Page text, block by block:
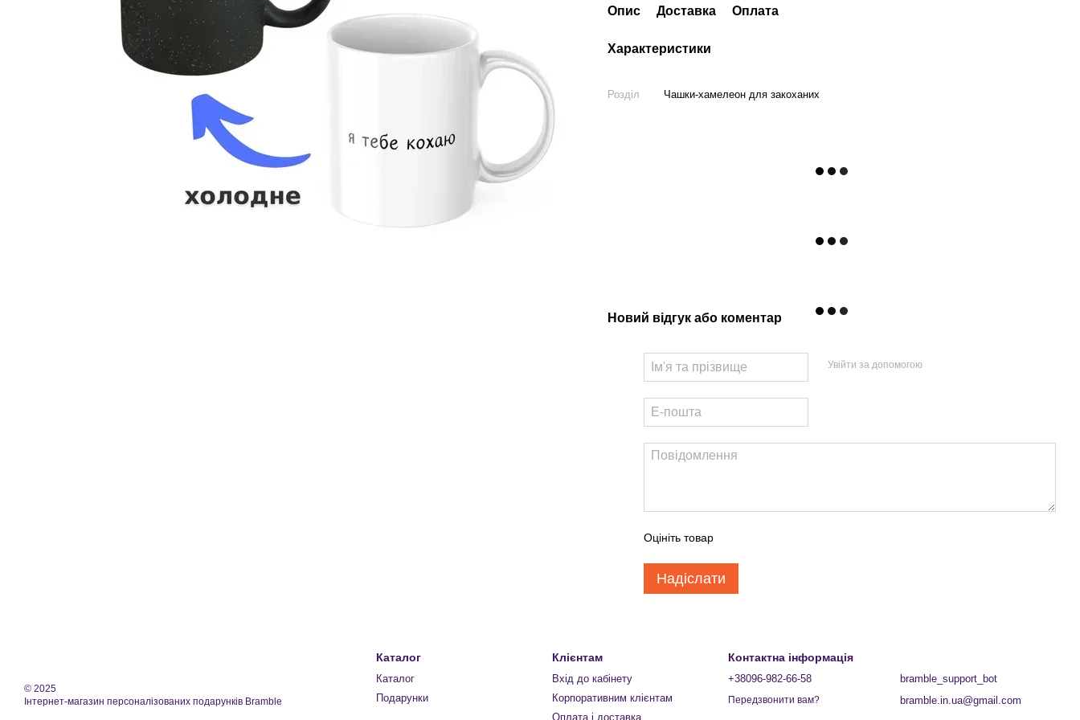
Опис Доставка Оплата
Характеристики
Розділ Чашки-хамелеон для закоханих
Новий відгук або коментар
Увійти за допомогою
Оцініть товар
Надіслати
© 2025
Інтернет-магазин персоналізованих подарунків Bramble
Каталог
Каталог
Подарунки
Клієнтам
Вхід до кабінету
Корпоративним клієнтам
Оплата і доставка
Контактна інформація
+38096-982-66-58
Передзвонити вам?
bramble_support_bot
bramble.in.ua@gmail.com